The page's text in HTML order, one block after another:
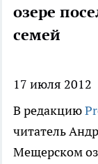
озере
семей
17 июля 2012
В редакцию
читатель
Мещерском